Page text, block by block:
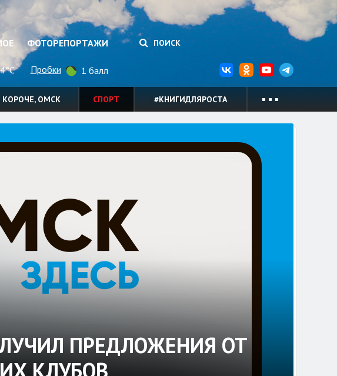
ФОТОРЕПОРТАЖИ ПОИСК
Пробки 1 балл
КОРОЧЕ, ОМСК СПОРТ #КНИГИДЛЯРОСТА
ПРЕДЛОЖЕНИЯ ОТ